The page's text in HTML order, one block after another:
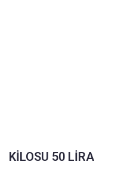
KİLOSU 50 LİRA